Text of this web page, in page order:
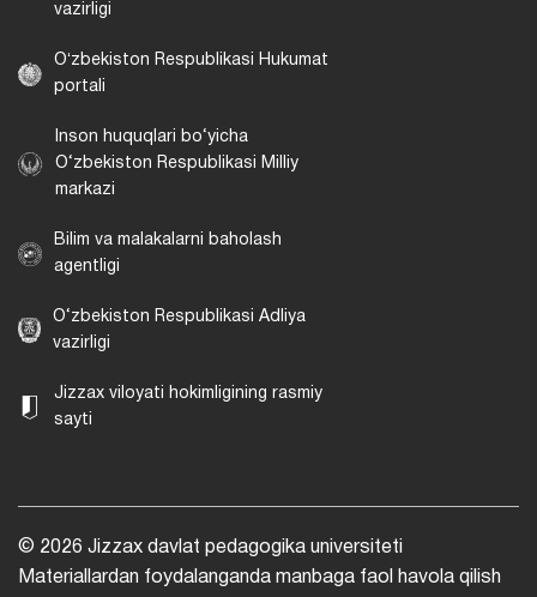
vazirligi
Oʻzbekiston Respublikasi Hukumat
portali
Inson huquqlari bo‘yicha
O‘zbekiston Respublikasi Milliy
markazi
Bilim va malakalarni baholash
agentligi
O‘zbekiston Respublikasi Adliya
vazirligi
Jizzax viloyati hokimligining rasmiy
sayti
© 2026 Jizzax davlat pedagogika universiteti
Materiallardan foydalanganda manbaga faol havola qilish